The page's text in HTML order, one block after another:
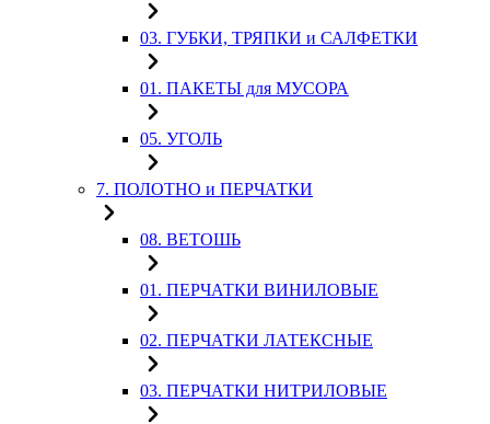
03. ГУБКИ, ТРЯПКИ и САЛФЕТКИ
01. ПАКЕТЫ для МУСОРА
05. УГОЛЬ
7. ПОЛОТНО и ПЕРЧАТКИ
08. ВЕТОШЬ
01. ПЕРЧАТКИ ВИНИЛОВЫЕ
02. ПЕРЧАТКИ ЛАТЕКСНЫЕ
03. ПЕРЧАТКИ НИТРИЛОВЫЕ